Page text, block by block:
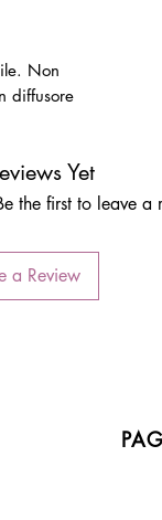
Non
diffusore
Yet
the first to leave a
a Review